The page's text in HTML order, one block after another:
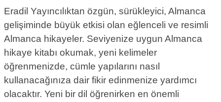
Eradil Yayıncılıktan özgün, sürükleyici, Almanca
gelişiminde büyük etkisi olan eğlenceli ve resimli
Almanca hikayeler. Seviyenize uygun Almanca
hikaye kitabı okumak, yeni kelimeler
öğrenmenizde, cümle yapılarını nasıl
kullanacağınıza dair fikir edinmenize yardımcı
olacaktır. Yeni bir dil öğrenirken en önemli